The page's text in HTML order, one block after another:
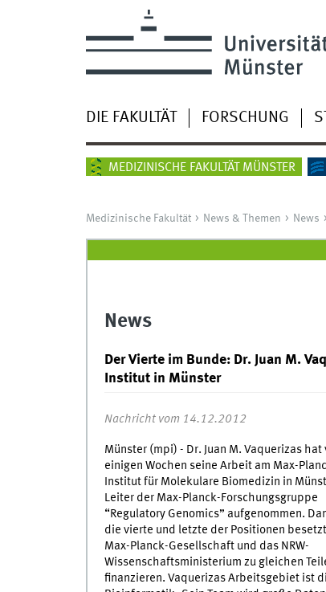
DIE FAKULTÄT FORSCHUNG
MEDIZINISCHE FAKULTÄT MÜNSTER
Medizinische Fakultät News & Themen News
News
Der Vierte im Bunde: Dr. Juan M.
Institut in Münster
Nachricht vom 14.12.2012
Münster (mpi) - Dr. Juan M. Vaquerizas hat
einigen Wochen seine Arbeit am Max-
Institut für Molekulare Biomedizin in
Leiter der Max-Planck-Forschungsgruppe
“Regulatory Genomics” aufgenommen.
die vierte und letzte der Positionen
Max-Planck-Gesellschaft und das NRW-
Wissenschaftsministerium zu gleichen
finanzieren. Vaquerizas Arbeitsgebiet ist